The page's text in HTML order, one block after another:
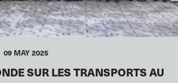
09 MAY 2025
SUR LES TRANSPORTS AU